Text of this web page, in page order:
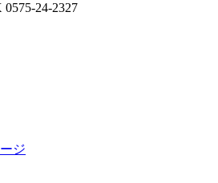
24-2327